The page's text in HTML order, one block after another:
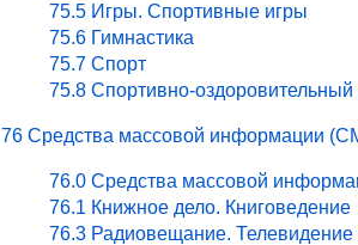
75.5 Игры. Спортивные игры
75.6 Гимнастика
75.7 Спорт
75.8 Спортивно-
76 Средства массовой информации
76.0 Средства массовой
76.1 Книжное дело. Книговедение
76.3 Радиовещание. Телевидение